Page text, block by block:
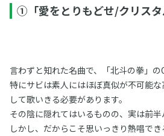
①「愛をとりもどせ/クリスタ
言わずと知れた名曲で、「北斗の拳」の
特にサビは素人にはほぼ真似が不可能
して歌いきる必要があります。
その陰に隠れてはいるものの、実は前半
しかし、だからこそ思いっきり熱唱で